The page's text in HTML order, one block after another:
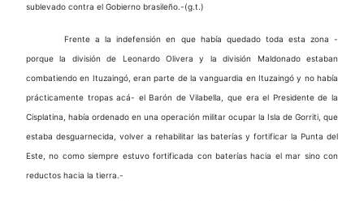
sublevado contra el Gobierno brasileño.-(g.t.)
Frente a la indefensión en que había quedado toda esta zona -
porque la división de Leonardo Olivera y la división Maldonado estaban
combatiendo en Ituzaingó, eran parte de la vanguardia en Ituzaingó y no había
prácticamente tropas acá- el Barón de Vilabella, que era el Presidente de la
Cisplatina, había ordenado en una operación militar ocupar la Isla de Gorriti, que
estaba desguarnecida, volver a rehabilitar las baterías y fortificar la Punta del
Este, no como siempre estuvo fortificada con baterías hacia el mar sino con
reductos hacia la tierra.-